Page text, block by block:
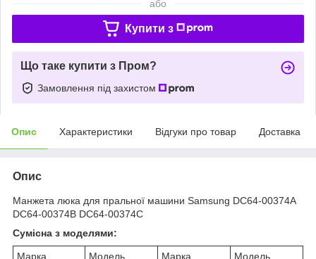
або
Купити з
Що таке купити з Пром?
Замовлення під захистом
Опис Характеристики Відгуки про товар Доставка
Опис
Манжета люка для пральної машини Samsung DC64-00374A
DC64-00374B DC64-00374C
Сумісна з моделями:
Марка Модель Марка
Модель